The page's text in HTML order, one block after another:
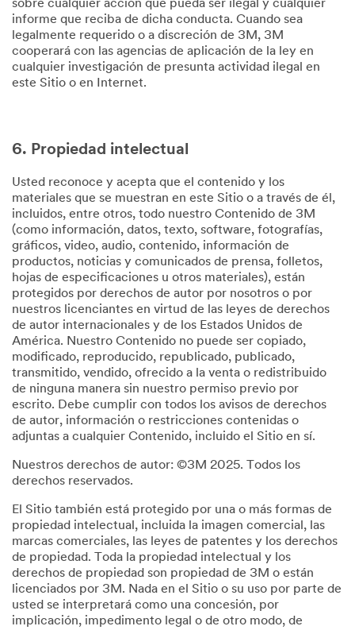
sobre cualquier acción que pueda ser ilegal y cualquier
informe que reciba de dicha conducta. Cuando sea
legalmente requerido o a discreción de 3M, 3M
cooperará con las agencias de aplicación de la ley en
cualquier investigación de presunta actividad ilegal en
este Sitio o en Internet.
6. Propiedad intelectual
Usted reconoce y acepta que el contenido y los
materiales que se muestran en este Sitio o a través de él,
incluidos, entre otros, todo nuestro Contenido de 3M
(como información, datos, texto, software, fotografías,
gráficos, video, audio, contenido, información de
productos, noticias y comunicados de prensa, folletos,
hojas de especificaciones u otros materiales), están
protegidos por derechos de autor por nosotros o por
nuestros licenciantes en virtud de las leyes de derechos
de autor internacionales y de los Estados Unidos de
América. Nuestro Contenido no puede ser copiado,
modificado, reproducido, republicado, publicado,
transmitido, vendido, ofrecido a la venta o redistribuido
de ninguna manera sin nuestro permiso previo por
escrito. Debe cumplir con todos los avisos de derechos
de autor, información o restricciones contenidas o
adjuntas a cualquier Contenido, incluido el Sitio en sí.
Nuestros derechos de autor: ©3M 2025. Todos los
derechos reservados.
El Sitio también está protegido por una o más formas de
propiedad intelectual, incluida la imagen comercial, las
marcas comerciales, las leyes de patentes y los derechos
de propiedad. Toda la propiedad intelectual y los
derechos de propiedad son propiedad de 3M o están
licenciados por 3M. Nada en el Sitio o su uso por parte de
usted se interpretará como una concesión, por
implicación, impedimento legal o de otro modo, de